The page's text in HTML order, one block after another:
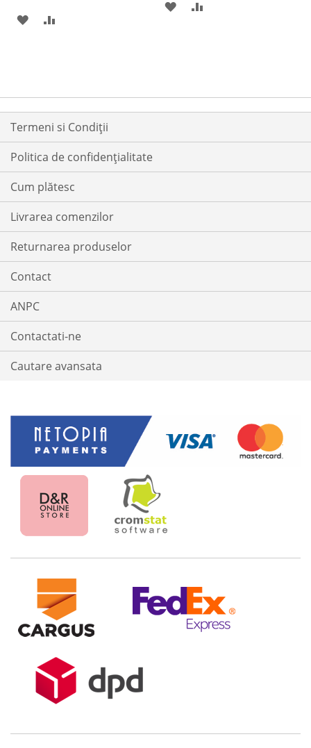
ADAUGATI
DORINTE
ADAUGATI
DORINTE
Termeni si Condiții
Politica de confidențialitate
Cum plătesc
Livrarea comenzilor
Returnarea produselor
Contact
ANPC
Contactati-ne
Cautare avansata